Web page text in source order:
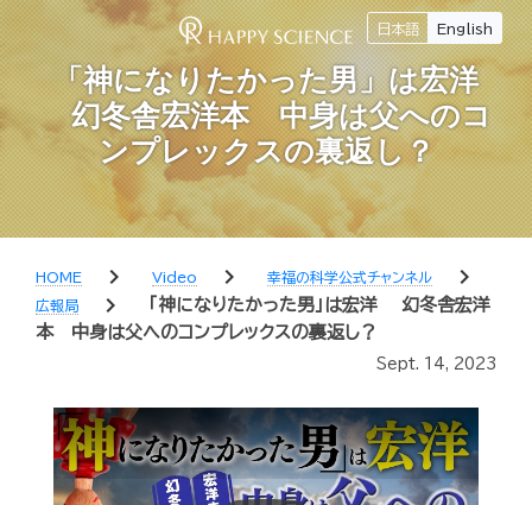
日本語 English
「神になりたかった男」は宏洋
幻冬舎宏洋本 中身は父へのコ
ンプレックスの裏返し？
HOME chevron_right Video chevron_right 幸福の科学公式チャンネル chevron_right
広報局 chevron_right
「神になりたかった男」は宏洋 幻冬舎宏洋
本 中身は父へのコンプレックスの裏返し？
Sept. 14, 2023